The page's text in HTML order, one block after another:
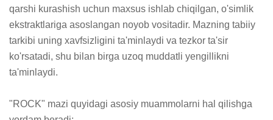
qarshi kurashish uchun maxsus ishlab chiqilgan, o'simlik
ekstraktlariga asoslangan noyob vositadir. Mazning tabiiy
tarkibi uning xavfsizligini ta'minlaydi va tezkor ta'sir
ko'rsatadi, shu bilan birga uzoq muddatli yengillikni
ta'minlaydi.
"ROCK" mazi quyidagi asosiy muammolarni hal qilishga